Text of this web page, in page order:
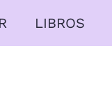
LIBROS